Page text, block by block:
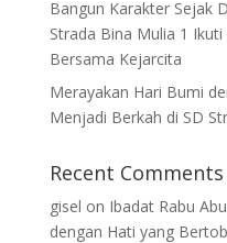
Bangun Karakter Sejak
Strada Bina Mulia 1
Bersama Kejarcita
Merayakan Hari Bumi
Menjadi Berkah di SD
Recent Comments
gisel on Ibadat Rabu
dengan Hati yang